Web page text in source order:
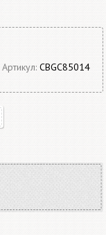
Артикул: CBGC85014